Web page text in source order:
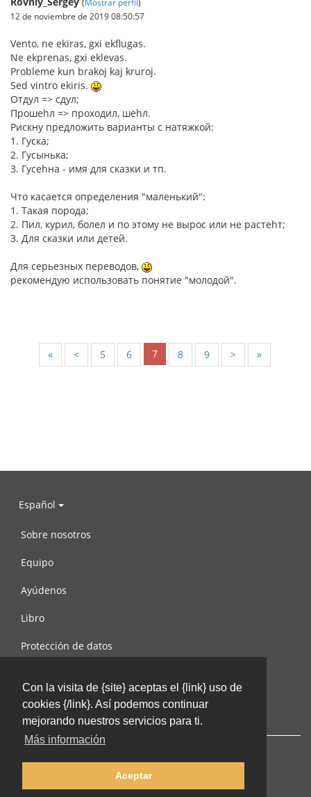
Con la visita de {site} aceptas el {link} uso de
cookies {/link}. Así podemos continuar
mejorando nuestros servicios para ti.
Más información
Aceptar
(Mostrar perfil)
12 de noviembre de 2019 08:50:57
Vento, ne ekiras, gxi ekflugas.
Ne ekprenas, gxi eklevas.
Probleme kun brakoj kaj kruroj.
Sed vintro ekiris.
Отдул => сдул;
Прошеhл => проходил, шеhл.
Рискну предложить варианты с натяжкой:
1. Гуска;
2. Гусынька;
3. Гусеhна - имя для сказки и тп.
Что касается определения "маленький":
1. Такая порода;
2. Пил, курил, болел и по этому не вырос или не растеhт;
3. Для сказки или детей.
Для серьезных переводов,
рекомендую использовать понятие "молодой".
« < 5 6 7 8 9 > »
Español
Sobre nosotros
Equipo
Ayúdenos
Libro
Protección de datos
Contáctenos
© 2002-2026 lernu.net |Impressum